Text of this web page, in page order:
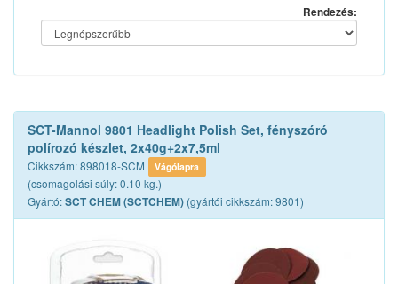
MOTIP
NEO TOOLS
SCT CHEM
VERSACHEM
Rendezés:
SCT-Mannol 9801 Headlight Polish Set, fényszóró
polírozó készlet, 2x40g+2x7,5ml
Cikkszám: 898018-SCM Vágólapra
(csomagolási súly: 0.10 kg.)
Gyártó:SCT CHEM (SCTCHEM) (gyártói cikkszám: 9801)